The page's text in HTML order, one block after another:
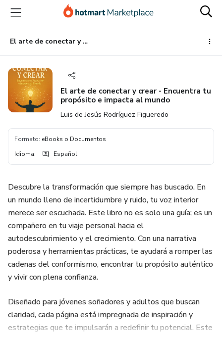
principal
página
de
página
El arte de conectar y crear - Encuentra tu propósito e impacta al mundo
El arte de conectar y crear - Encuentra tu
propósito e impacta al mundo
Luis de Jesús Rodríguez Figueredo
Formato: eBooks o Documentos
Idioma: Español
Descubre la transformación que siempre has buscado. En
un mundo lleno de incertidumbre y ruido, tu voz interior
merece ser escuchada. Este libro no es solo una guía; es un
compañero en tu viaje personal hacia el
autodescubrimiento y el crecimiento. Con una narrativa
poderosa y herramientas prácticas, te ayudará a romper las
cadenas del conformismo, encontrar tu propósito auténtico
y vivir con plena confianza.
Diseñado para jóvenes soñadores y adultos que buscan
claridad, cada página está impregnada de inspiración y
estrategias que te impulsarán a redefinir tu potencial. Este